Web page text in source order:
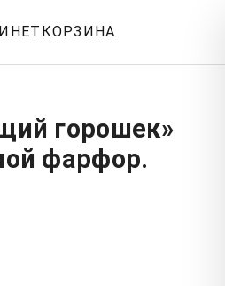
КОРЗИНА
горошек»
фарфор.